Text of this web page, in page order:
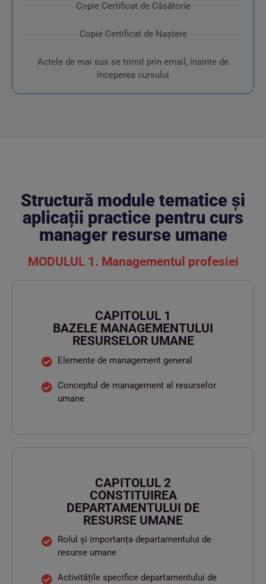
Copie Certificat de Căsătorie
Copie Certificat de Naștere
Actele de mai sus se trimit prin email, înainte de
începerea cursului
Structură module tematice și
aplicații practice pentru curs
manager resurse umane
MODULUL 1. Managementul profesiei
CAPITOLUL 1
BAZELE MANAGEMENTULUI
RESURSELOR UMANE
Elemente de management general
Conceptul de management al resurselor
umane
CAPITOLUL 2
CONSTITUIREA
DEPARTAMENTULUI DE
RESURSE UMANE
Rolul și importanța departamentului de
resurse umane
Activitățile specifice departamentului de